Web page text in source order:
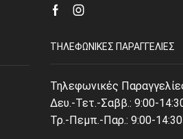
FacebookInstagram
ΤΗΛΕΦΩΝΙΚΈΣ ΠΑΡΑΓΓΕΛΊΕΣ
Τηλεφωνικές
Δευ.-Τετ.-Σαββ.: 9:00-
Τρ.-Πεμπ.-Παρ.: 9:00-